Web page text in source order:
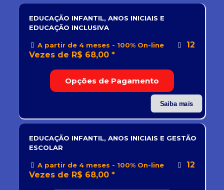
Opções de Pagamento
Saiba mais
EDUCAÇÃO INFANTIL, ANOS INICIAIS E
EDUCAÇÃO INCLUSIVA
A partir de 4 meses - 100% On-line
12
Vezes de R$ 68,00 *
EDUCAÇÃO INFANTIL, ANOS INICIAIS E GESTÃO
ESCOLAR
A partir de 4 meses - 100% On-line
12
Vezes de R$ 68,00 *